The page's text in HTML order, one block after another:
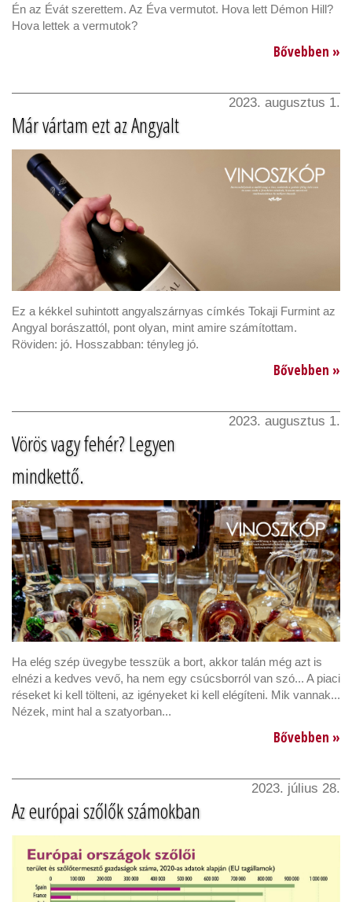
Én az Évát szerettem. Az Éva vermutot. Hova lett Démon Hill?
Hova lettek a vermutok?
Bővebben »
2023. augusztus 1.
Már vártam ezt az Angyalt
Ez a kékkel suhintott angyalszárnyas címkés Tokaji Furmint az
Angyal borászattól, pont olyan, mint amire számítottam.
Röviden: jó. Hosszabban: tényleg jó.
Bővebben »
2023. augusztus 1.
Vörös vagy fehér? Legyen
mindkettő.
Ha elég szép üvegybe tesszük a bort, akkor talán még azt is
elnézi a kedves vevő, ha nem egy csúcsborról van szó... A piaci
réseket ki kell tölteni, az igényeket ki kell elégíteni. Mik vannak...
Nézek, mint hal a szatyorban...
Bővebben »
2023. július 28.
Az európai szőlők számokban